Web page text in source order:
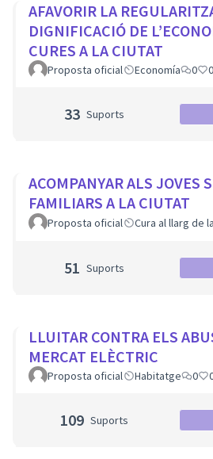
AFAVORIR LA
DIGNIFICACIÓ DE
CURES A LA CIUTAT
Proposta oficial Economía 0 0
33 Suports
ACOMPANYAR ALS JOVES
FAMILIARS A LA CIUTAT
Proposta oficial Cura al llarg de
51 Suports
LLUITAR CONTRA ELS
MERCAT ELÈCTRIC
Proposta oficial Habitatge 0
109 Suports